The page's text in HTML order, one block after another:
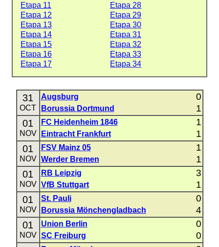
Etapa 11
Etapa 28
Etapa 12
Etapa 29
Etapa 13
Etapa 30
Etapa 14
Etapa 31
Etapa 15
Etapa 32
Etapa 16
Etapa 33
Etapa 17
Etapa 34
31
OCT
Augsburg 0
Borussia Dortmund 1
01
NOV
FC Heidenheim 1846 1
Eintracht Frankfurt 1
01
NOV
FSV Mainz 05 1
Werder Bremen 1
01
NOV
RB Leipzig 3
VfB Stuttgart 1
01
NOV
St. Pauli 0
Borussia Mönchengladbach 4
01
NOV
Union Berlin 0
SC Freiburg 0